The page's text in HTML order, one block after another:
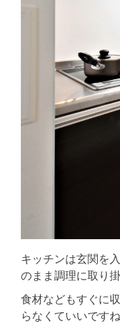
キッチンは玄関を
のまま調理に取り掛
食材などもすぐに
らなくていいです